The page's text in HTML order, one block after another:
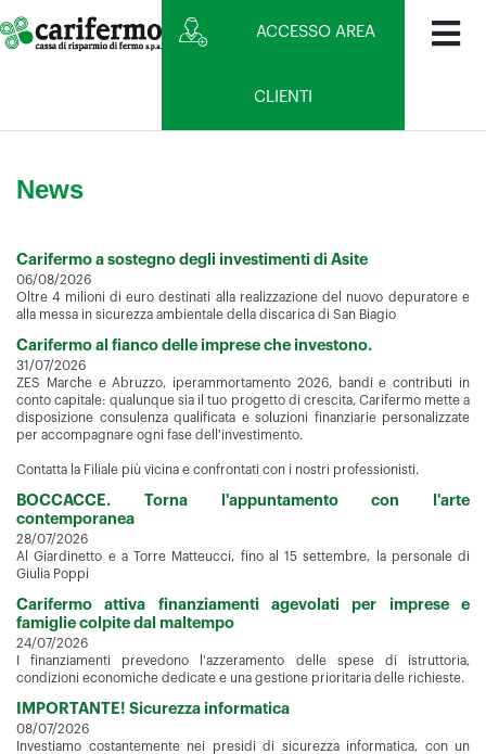
ACCESSO AREA
CLIENTI
News
Carifermo a sostegno degli investimenti di Asite
06/08/2026
Oltre 4 milioni di euro destinati alla realizzazione del nuovo depuratore e
alla messa in sicurezza ambientale della discarica di San Biagio
Carifermo al fianco delle imprese che investono.
31/07/2026
ZES Marche e Abruzzo, iperammortamento 2026, bandi e contributi in
conto capitale: qualunque sia il tuo progetto di crescita, Carifermo mette a
disposizione consulenza qualificata e soluzioni finanziarie personalizzate
per accompagnare ogni fase dell'investimento.
Contatta la Filiale più vicina e confrontati con i nostri professionisti.
BOCCACCE. Torna l'appuntamento con l'arte
contemporanea
28/07/2026
Al Giardinetto e a Torre Matteucci, fino al 15 settembre, la personale di
Giulia Poppi
Carifermo attiva finanziamenti agevolati per imprese e
famiglie colpite dal maltempo
24/07/2026
I finanziamenti prevedono l'azzeramento delle spese di istruttoria,
condizioni economiche dedicate e una gestione prioritaria delle richieste.
IMPORTANTE! Sicurezza informatica
08/07/2026
Investiamo costantemente nei presidi di sicurezza informatica, con un